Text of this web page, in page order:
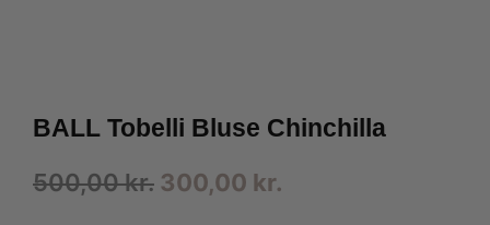
BALL Tobelli Bluse Chinchilla
500,00kr. Den
300,00 kr.